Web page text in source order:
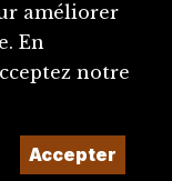
améliorer
En
notre
Accepter